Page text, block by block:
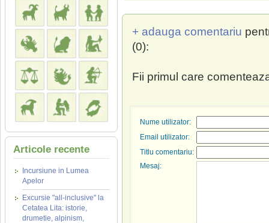
Articole recente
Incursiune in Lumea
Apelor
Excursie "all-inclusive" la
Cetatea Lita: istorie,
drumetie, alpinism,
+ adauga comentariu
(0):
Fii primul care
Nume utilizator:
Email utilizator:
Titlu comentariu:
Mesaj: